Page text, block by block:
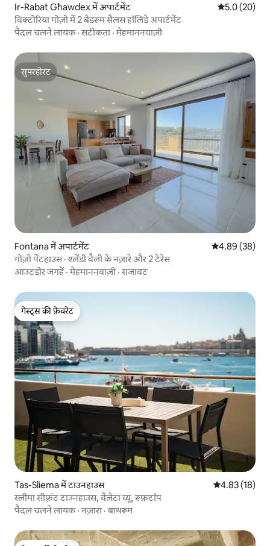
Ir-Rabat Għawdex में अपार्टमेंट औसत रेटिंग 5
5.0 (20)
विक्टोरिया गोज़ो में 2 बेडरूम सैलस हॉलिडे अपार्टमेंट
पैदल चलने लायक·सटीकता ·मेहमाननवाज़ी
सुपरहोस्ट
सुपरहोस्ट
Fontana में अपार्टमेंट औसत रेटिंग 5 में
4.89 (38)
गोज़ो पेंटहाउस · श्लेंडी वैली के नज़ारे और 2 टेरेस
आउटडोर जगहें ·मेहमाननवाज़ी ·सजावट
गेस्ट्स की फ़ेवरेट
गेस्ट्स की फ़ेवरेट
Tas-Sliema में टाउनहाउस औसत रेटिंग 5 में
4.83 (18)
स्लीमा सीफ़्रंट टाउनहाउस, वैलेटा व्यू, रूफ़टॉप
पैदल चलने लायक·नज़ारा ·बाथरूम